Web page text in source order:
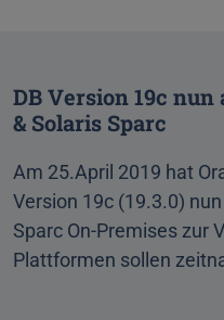
DB Version 19c
& Solaris Sparc
Am 25.April 2019 hat
Version 19c (19.3.0)
Sparc On-Premises zur
Plattformen sollen